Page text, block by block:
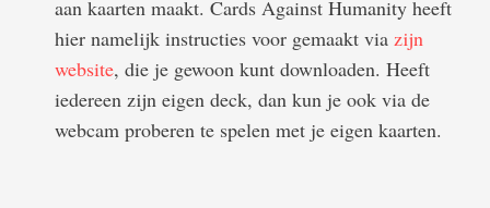
aan kaarten maakt. Cards Against Humanity heeft
hier namelijk instructies voor gemaakt via zijn
website, die je gewoon kunt downloaden. Heeft
iedereen zijn eigen deck, dan kun je ook via de
webcam proberen te spelen met je eigen kaarten.